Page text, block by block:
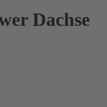
Dachse